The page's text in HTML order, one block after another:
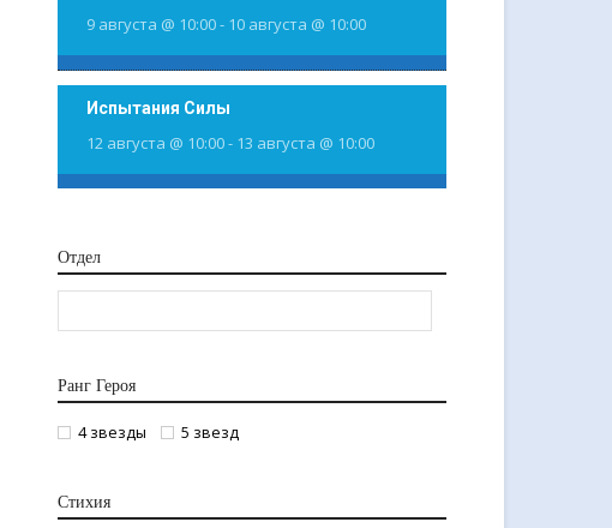
9 августа @ 10:00- 10 августа @ 10:00
Испытания Силы
12 августа @ 10:00- 13 августа @ 10:00
Отдел
Ранг Героя
4 звезды 5 звезд
Стихия